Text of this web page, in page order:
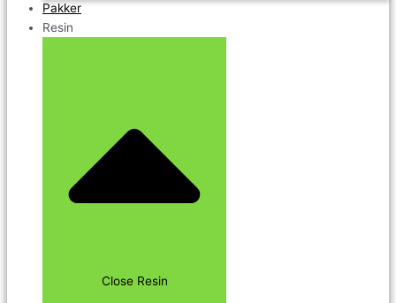
Pakker
Resin
Close Resin